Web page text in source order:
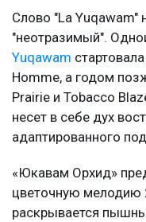
Слово "La Yuqawam"
"неотразимый".
Yuqawam
Homme, а годом
Prairie и Tobacco
несет в себе дух
адаптированного
«Юкавам Орхид»
цветочную мелодию
раскрывается